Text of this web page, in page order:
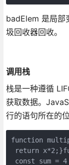
badElem 是局部
圾回收器回收。
调用栈
栈是一种遵循
获取数据。
行的语句所在的位
function
return
const sum =